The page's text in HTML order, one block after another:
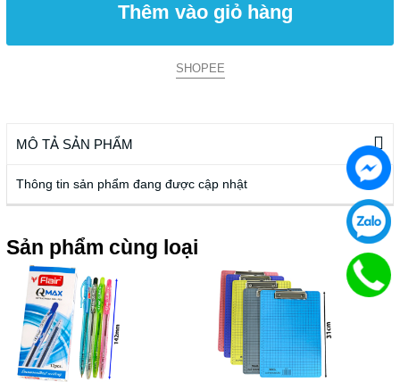
Thêm vào giỏ hàng
SHOPEE
MÔ TẢ SẢN PHẨM
Thông tin sản phẩm đang được cập nhật
Sản phẩm cùng loại